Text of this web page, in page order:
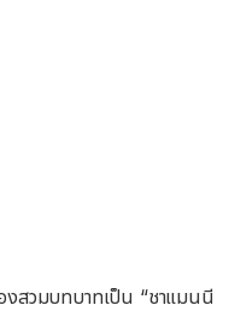
งสวมบทบาทเป็น “ชาแมนนี